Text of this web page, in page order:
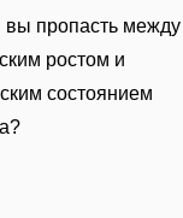
вы пропасть между
ростом и
состоянием